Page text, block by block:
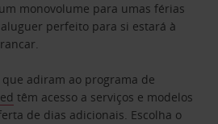
monovolume para umas férias
perfeito para si estará à
adiram ao programa de
têm acesso a serviços e modelos
de dias adicionais. Escolha o